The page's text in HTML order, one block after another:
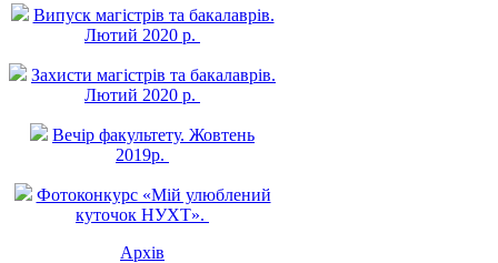
Випуск магістрів та бакалаврів.
Лютий 2020 р.
Захисти магістрів та бакалаврів.
Лютий 2020 р.
Вечір факультету. Жовтень
2019р.
Фотоконкурс «Мій улюблений
куточок НУХТ».
Архів